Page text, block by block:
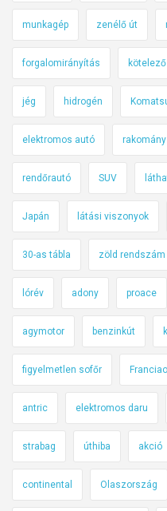
munkagép zenélő út
forgalomirányítás
jég hidrogén
elektromos autó rakomány
rendőrautó SUV
Japán látási viszonyok
30-as tábla zöld rendszám
lórév adony proace
agymotor benzinkút
figyelmetlen sofőr
antric elektromos daru
strabag úthiba akció
continental Olaszország